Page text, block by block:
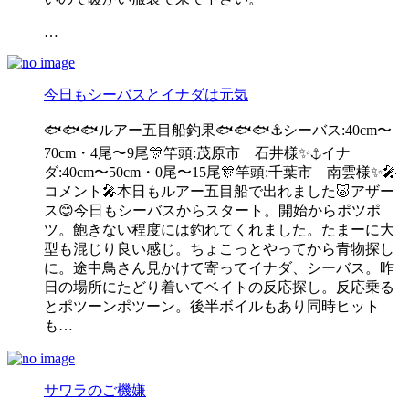
…
今日もシーバスとイナダは元気
🐟🐟🐟ルアー五目船釣果🐟🐟🐟⚓️シーバス:40cm〜
70cm・4尾〜9尾🎊竿頭:茂原市 石井様✨⚓️イナ
ダ:40cm〜50cm・0尾〜15尾🎊竿頭:千葉市 南雲様✨🎤
コメント🎤本日もルアー五目船で出れました🐷アザー
ス😊今日もシーバスからスタート。開始からポツポ
ツ。飽きない程度には釣れてくれました。たまーに大
型も混じり良い感じ。ちょこっとやってから青物探し
に。途中鳥さん見かけて寄ってイナダ、シーバス。昨
日の場所にたどり着いてベイトの反応探し。反応乗る
とポツーンポツーン。後半ボイルもあり同時ヒット
も…
サワラのご機嫌